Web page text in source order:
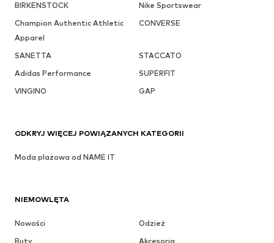
BIRKENSTOCK
Nike Sportswear
Champion Authentic Athletic
Apparel
CONVERSE
SANETTA
STACCATO
Adidas Performance
SUPERFIT
VINGINO
GAP
NIEMOWLĘTA
Nowości
Odzież
Buty
Akcesoria
ODKRYJ WIĘCEJ POWIĄZANYCH KATEGORII
Moda plażowa od NAME IT